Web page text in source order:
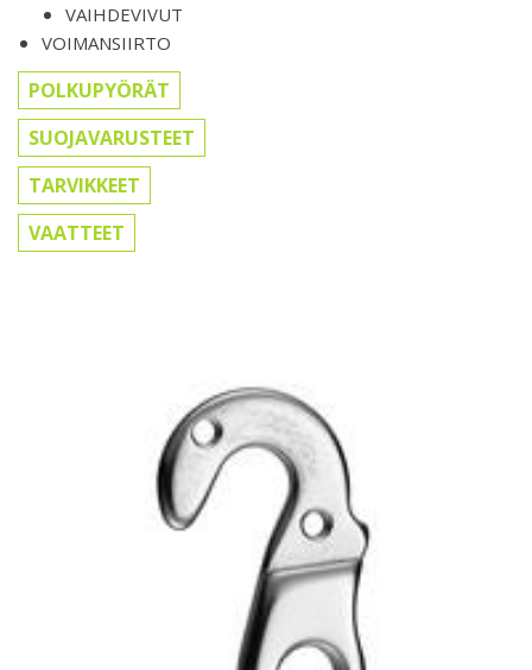
VAIHDEVIVUT
VOIMANSIIRTO
POLKUPYÖRÄT
SUOJAVARUSTEET
TARVIKKEET
VAATTEET